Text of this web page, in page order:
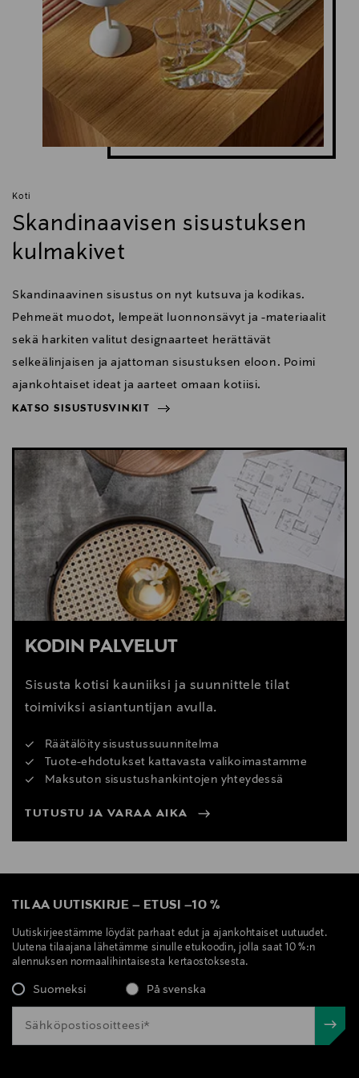
Koti
Skandinaavisen sisustuksen
kulmakivet
Skandinaavinen sisustus on nyt kutsuva ja kodikas.
Pehmeät muodot, lempeät luonnonsävyt ja -materiaalit
sekä harkiten valitut designaarteet herättävät
selkeälinjaisen ja ajattoman sisustuksen eloon. Poimi
ajankohtaiset ideat ja aarteet omaan kotiisi.
KATSO SISUSTUSVINKIT
KATSO SISUSTUSVINKIT
KODIN PALVELUT
Sisusta kotisi kauniiksi ja suunnittele tilat
toimiviksi asiantuntijan avulla.
Räätälöity sisustussuunnitelma
Tuote-ehdotukset kattavasta valikoimastamme
Maksuton sisustushankintojen yhteydessä
TUTUSTU JA VARAA AIKA
TILAA UUTISKIRJE – ETUSI –10 %
Uutiskirjeestämme löydät parhaat edut ja ajankohtaiset uutuudet.
Uutena tilaajana lähetämme sinulle etukoodin, jolla saat 10 %:n
alennuksen normaalihintaisesta kertaostoksesta.
Suomeksi På svenska